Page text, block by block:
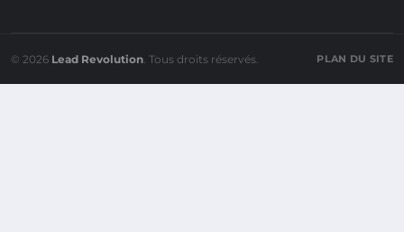
© 2026 Lead Revolution. Tous droits réservés. PLAN DU SITE